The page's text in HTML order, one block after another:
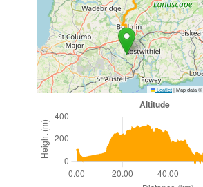
Leaflet|Map data ©